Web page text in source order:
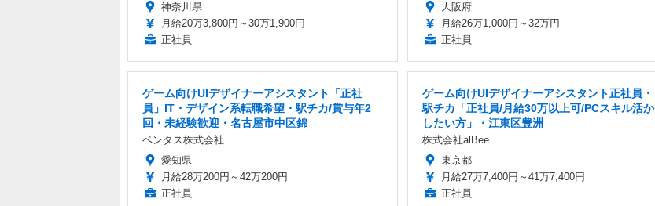
神奈川県
月給20万3,800円～30万1,900円
正社員
大阪府
月給26万1,000円～32万円
正社員
ゲーム向けUIデザイナーアシスタント「正社
員」IT・デザイン系転職希望・駅チカ/賞与年2
回・未経験歓迎・名古屋市中区錦
ベンタス株式会社
愛知県
月給28万200円～42万200円
正社員
ゲーム向けUIデザイナーアシスタント正社員・
駅チカ「正社員/月給30万以上可/PCスキル活か
したい方」・江東区豊洲
株式会社alBee
東京都
月給27万7,400円～41万7,400円
正社員